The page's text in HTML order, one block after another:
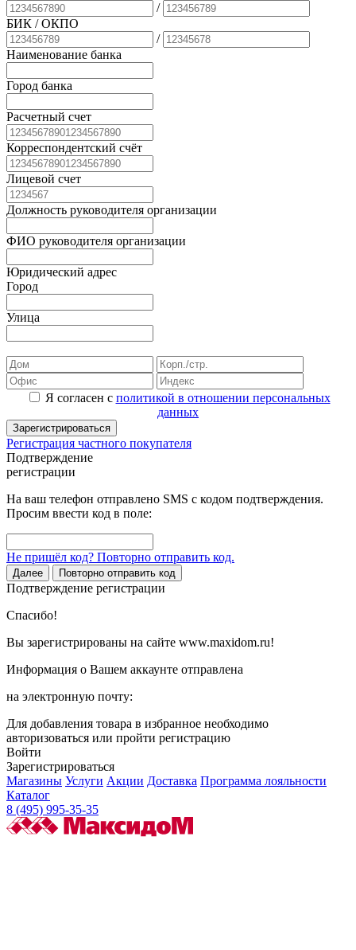
/
БИК / ОКПО
/
Наименование банка
Город банка
Расчетный счет
Корреспондентский счёт
Лицевой счет
Должность руководителя организации
ФИО руководителя организации
Юридический адрес
Город
Улица
Я согласен с политикой в отношении персональных
данных
Зарегистрироваться
Регистрация частного покупателя
Подтверждение
регистрации
На ваш телефон отправлено SMS с кодом подтверждения.
Просим ввести код в поле:
Не пришёл код? Повторно отправить код.
Далее Повторно отправить код
Подтверждение регистрации
Спасибо!
Вы зарегистрированы на сайте www.maxidom.ru!
Информация о Вашем аккаунте отправлена
на электронную почту:
Для добавления товара в избранное необходимо
авторизоваться или пройти регистрацию
Войти
Зарегистрироваться
Магазины Услуги Акции Доставка Программа лояльности
Каталог
8 (495) 995-35-35